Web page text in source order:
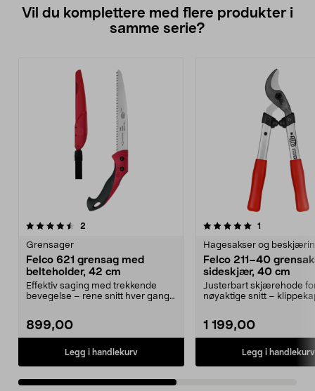
Vil du komplettere med flere produkter i
samme serie?
2
Grensager
Felco 621 grensag med
belteholder, 42 cm
Effektiv saging med trekkende
bevegelse – rene snitt hver gang.
899,00
Legg i handlekurv
5.0av 5 stjerner 1
Hagesakser og
Felco 211–40
sideskjær, 40 cm
Justerbart skjærehode
nøyaktige snitt –
1 199,00
Legg i handlekurv
5.0av 5 stjerner